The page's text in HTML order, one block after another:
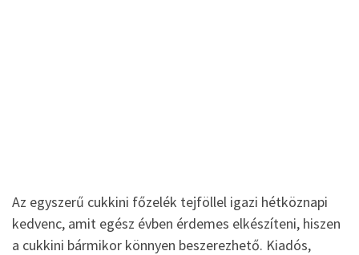
Az egyszerű cukkini főzelék tejföllel igazi hétköznapi
kedvenc, amit egész évben érdemes elkészíteni, hiszen
a cukkini bármikor könnyen beszerezhető. Kiadós,